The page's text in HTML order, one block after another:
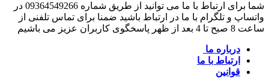
شما برای ارتباط با ما می توانید از طریق شماره 09364549266 در
واتساپ و تلگرام با ما در ارتباط باشید ضمنا برای تماس تلفنی از
ساعت 8 صبح تا 4 بعد از ظهر پاسخگوی کاربران عزیز می باشیم
درباره ما
ارتباط با ما
قوانین